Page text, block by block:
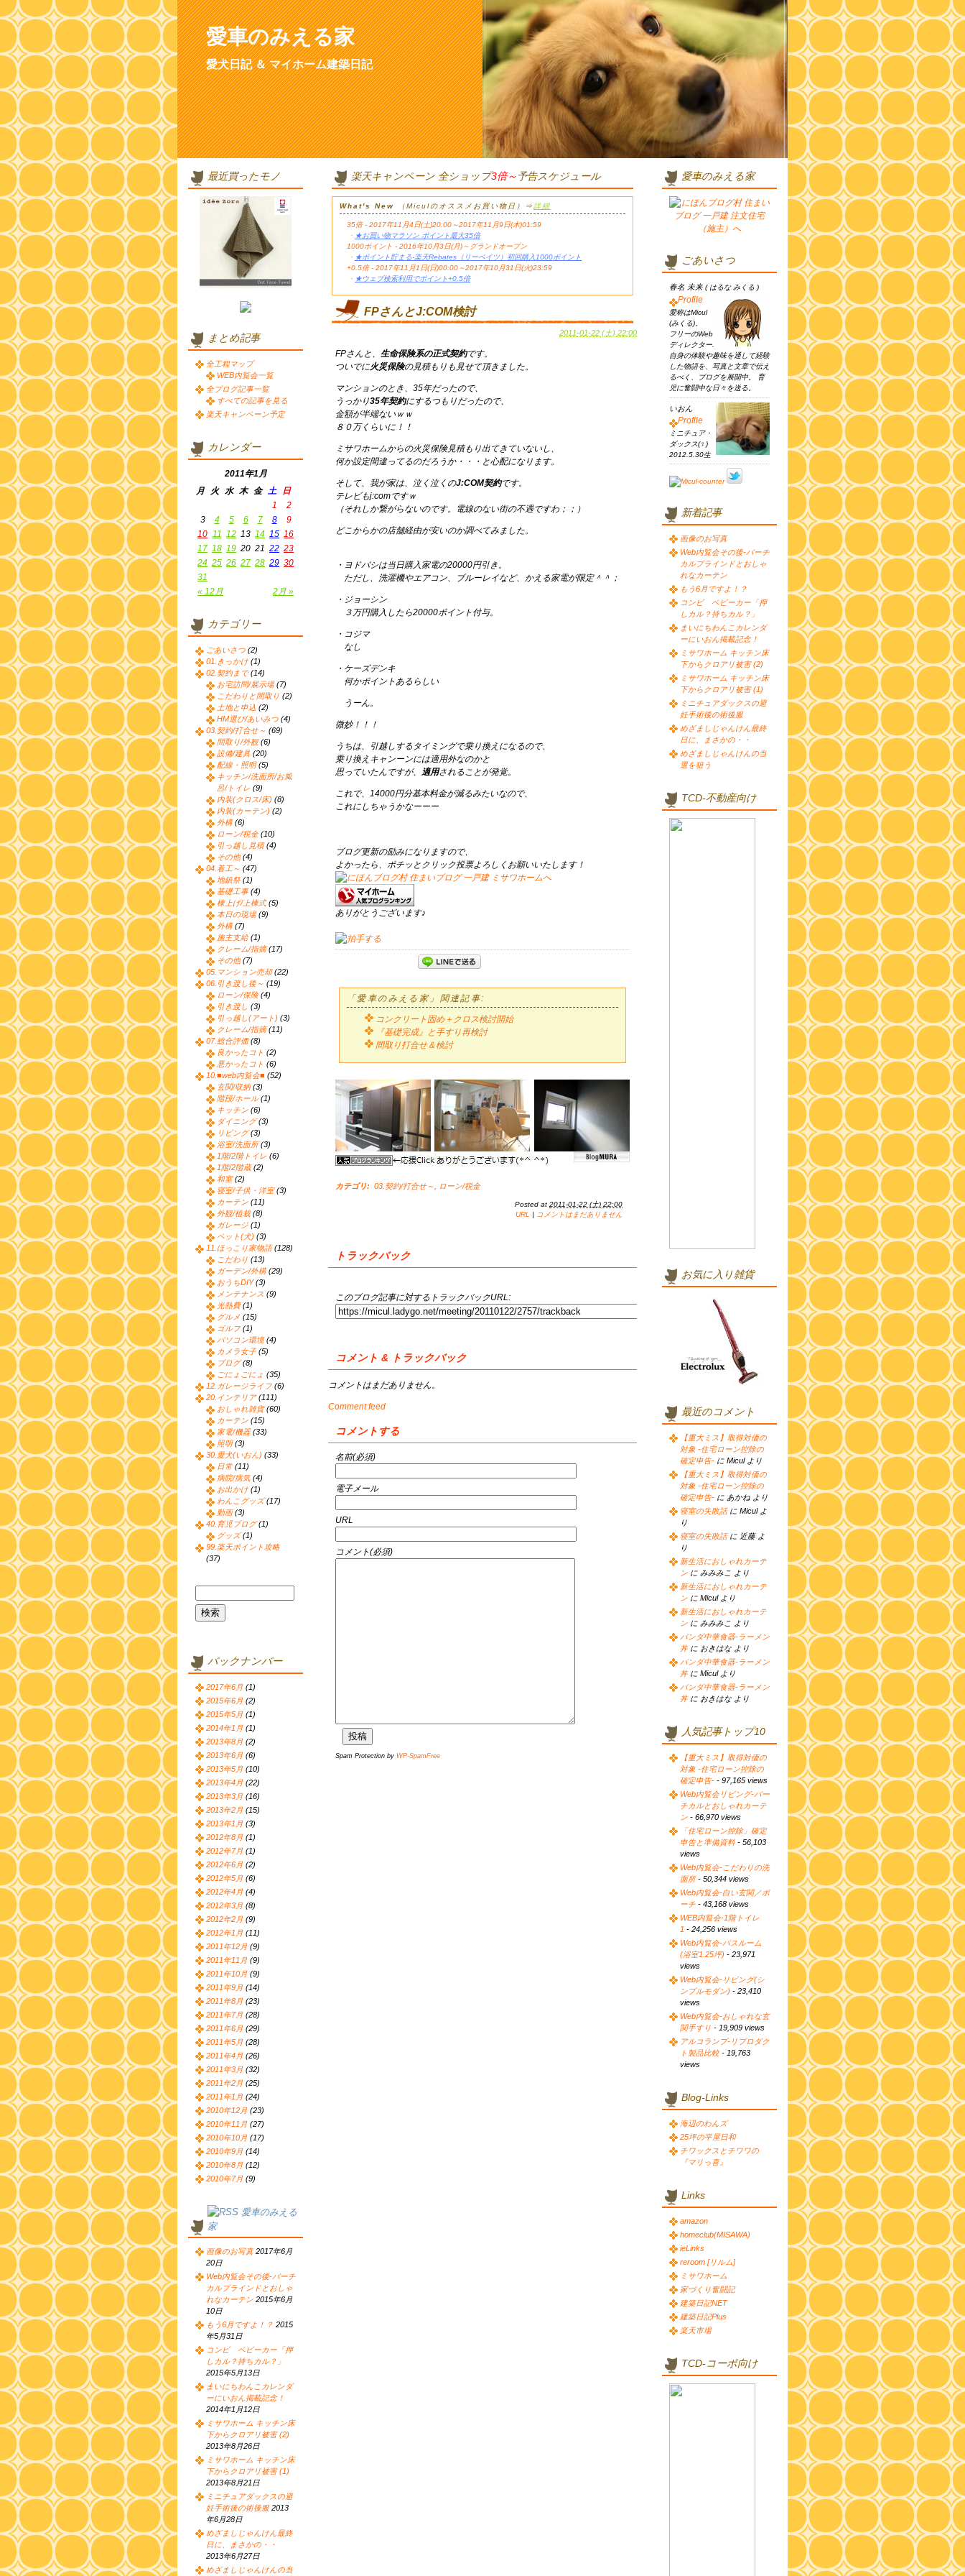
愛車のみえる家
愛犬日記 ＆ マイホーム建築日記
楽天キャンペーン 全ショップ3倍～予告スケジュール
What's New （Miculのオススメお買い物日）⇒詳細
35倍 - 2017年11月4日(土)20:00～2017年11月9日(木)01:59
・ ★お買い物マラソン ポイント最大35倍
1000ポイント - 2016年10月3日(月)～グランドオープン
・ ★ポイント貯まる-楽天Rebates（リーベイツ）初回購入1000ポイント
+0.5倍 - 2017年11月1日(日)00:00～2017年10月31日(火)23:59
・ ★ウェブ検索利用でポイント+0.5倍
FPさんとJ:COM検討
2011-01-22 (土) 22:00
FPさんと、 生命保険系の正式契約です。
ついでに火災保険の見積もりも見せて頂きました。
マンションのとき、35年だったので、
うっかり35年契約にするつもりだったので、
金額が半端ないｗｗ
８０万くらいに！！
ミサワホームからの火災保険見積もり出てきていないし、
何か設定間違ってるのだろうか・・・と心配になります。
そして、我が家は、泣く泣くのJ:COM契約です。
テレビもj:comですｗ
（それしか繋がらないのです。電線のない街の不遇ですわ；；）
どこからかの店舗経由が安いのか調べてみました。
・ヨドバシは当日購入家電の20000円引き。
ただし、洗濯機やエアコン、ブルーレイなど、かえる家電が限定＾＾；
・ジョーシン
３万円購入したら20000ポイント付与。
・コジマ
なし
・ケーズデンキ
何かポイントあるらしい
うーん。
微妙！！！
うちは、引越しするタイミングで乗り換えになるので、
乗り換えキャンーンには適用外なのかと
思っていたんですが、 適用されることが発覚。
これで、14000円分基本料金が減るみたいなので、
これにしちゃうかなーーー
ブログ更新の励みになりますので、
よかったら、ポチッとクリック投票よろしくお願いいたします！
ありがとうございます♪
「愛車のみえる家」関連記事:
コンクリート固め＋クロス検討開始
『基礎完成』と手すり再検討
間取り打合せ＆検討
カテゴリ: 03.契約/打合せ～ ローン/税金
Posted at 2011-01-22 (土) 22:00
URL
| コメントはまだありません
トラックバック
このブログ記事に対するトラックバックURL:
コメント & トラックバック
コメントはまだありません。
Comment feed
コメントする
名前(必須)
電子メール
URL
コメント(必須)
Spam Protection by WP-SpamFree
最近買ったモノ
まとめ記事
全工程マップ
WEB内覧会一覧
全ブログ記事一覧
すべての記事を見る
楽天キャンペーン予定
カレンダー
2011年1月
月
火 水 木 金 土 日
« 12月 2月 »
1
2
3
4 5 6 7 8
9
10 11 12 13 14 15 16
17 18 19 20 21 22 23
24 25 26 27 28 29 30
31
カテゴリー
ごあいさつ (2)
01.きっかけ (1)
02.契約まで(14)
お宅訪問/展示場(7)
こだわりと間取り (2)
土地と申込 (2)
HM選び/あいみつ (4)
03.契約/打合せ～ (69)
間取り/外観 (6)
設備/建具 (20)
配線・照明(5)
キッチン/洗面所/お風
呂/トイレ (9)
内装(クロス/床) (8)
内装(カーテン) (2)
外構(6)
ローン/税金(10)
引っ越し見積(4)
その他 (4)
04.着工～ (47)
地鎮祭 (1)
基礎工事(4)
棟上げ/上棟式(5)
本日の現場(9)
外構(7)
施主支給(1)
クレーム/指摘(17)
その他 (7)
05.マンション売却(22)
06.引き渡し後～ (19)
ローン/保険(4)
引き渡し (3)
引っ越し(アート) (3)
クレーム/指摘(11)
07.総合評価(8)
良かったコト (2)
悪かったコト (6)
10.■web内覧会■ (52)
玄関/収納(3)
階段/ホール(1)
キッチン (6)
ダイニング(3)
リビング(3)
浴室/洗面所(3)
1階/2階トイレ (6)
1階/2階蔵(2)
和室(2)
寝室/子供・洋室(3)
カーテン (11)
外観/植栽(8)
ガレージ (1)
ペット(犬) (3)
11.ほっこり家物語(128)
こだわり (13)
ガーデン/外構(29)
おうちDIY(3)
メンテナンス (9)
光熱費(1)
グルメ (15)
ゴルフ (1)
パソコン環境(4)
カメラ女子 (5)
ブログ(8)
ごにょごにょ (35)
12.ガレージライフ (6)
20.インテリア(111)
おしゃれ雑貨(60)
カーテン (15)
家電/機器 (33)
照明(3)
30.愛犬(いおん) (33)
日常 (11)
病院/病気 (4)
お出かけ (1)
わんこグッズ(17)
動画(3)
40.育児ブログ(1)
グッズ(1)
99.楽天ポイント攻略
(37)
バックナンバー
2017年6月 (1)
2015年6月 (2)
2015年5月 (1)
2014年1月 (1)
2013年8月 (2)
2013年6月 (6)
2013年5月 (10)
2013年4月 (22)
2013年3月 (16)
2013年2月 (15)
2013年1月 (3)
2012年8月 (1)
2012年7月 (1)
2012年6月 (2)
2012年5月 (6)
2012年4月 (4)
2012年3月 (8)
2012年2月 (9)
2012年1月 (11)
2011年12月 (9)
2011年11月 (9)
2011年10月 (9)
2011年9月 (14)
2011年8月 (23)
2011年7月 (28)
2011年6月 (29)
2011年5月 (28)
2011年4月 (26)
2011年3月 (32)
2011年2月 (25)
2011年1月 (24)
2010年12月 (23)
2010年11月 (27)
2010年10月 (17)
2010年9月 (14)
2010年8月 (12)
2010年7月 (9)
愛車のみえる
家
画像のお写真 2017年6月
20日
Web内覧会その後-バーチ
カルブラインドとおしゃ
れなカーテン 2015年6月
10日
もう6月ですよ！？ 2015
年5月31日
コンビ ベビーカー「押
しカル？持ちカル？」
2015年5月13日
まいにちわんこカレンダ
ーにいおん掲載記念！
2014年1月12日
ミサワホーム キッチン床
下からクロアリ被害 (2)
2013年8月26日
ミサワホーム キッチン床
下からクロアリ被害 (1)
2013年8月21日
ミニチュアダックスの避
妊手術後の術後服 2013
年6月28日
めざましじゃんけん最終
日に、まさかの・・
2013年6月27日
めざましじゃんけんの当
愛車のみえる家
ごあいさつ
春名 未来 ( はるな みくる )
Profile
愛称はMicul
(みくる)。
フリーのWeb
ディレクター.
自身の体験や趣味を通して経験
した物語を、写真と文章で伝え
るべく、ブログを展開中。 育
児に奮闘中な日々を送る。
いおん
Profile
ミニチュア・
ダックス(♀)
2012.5.30生
新着記事
画像のお写真
Web内覧会その後-バーチ
カルブラインドとおしゃ
れなカーテン
もう6月ですよ！？
コンビ ベビーカー「押
しカル？持ちカル？」
まいにちわんこカレンダ
ーにいおん掲載記念！
ミサワホーム キッチン床
下からクロアリ被害 (2)
ミサワホーム キッチン床
下からクロアリ被害 (1)
ミニチュアダックスの避
妊手術後の術後服
めざましじゃんけん最終
日に、まさかの・・
めざましじゃんけんの当
選を狙う
TCD-不動産向け
お気に入り雑貨
最近のコメント
【重大ミス】取得対価の
対象 -住宅ローン控除の
確定申告- に Micul より
【重大ミス】取得対価の
対象 -住宅ローン控除の
確定申告- に あかね より
寝室の失敗話に Micul よ
り
寝室の失敗話に 近藤 よ
り
新生活におしゃれカーテ
ン に みみみこ より
新生活におしゃれカーテ
ン に Micul より
新生活におしゃれカーテ
ン に みみみこ より
パンダ中華食器-ラーメン
丼に おきはな より
パンダ中華食器-ラーメン
丼に Micul より
パンダ中華食器-ラーメン
丼に おきはな より
人気記事トップ10
【重大ミス】取得対価の
対象 -住宅ローン控除の
確定申告- - 97,165 views
Web内覧会リビング-バー
チカルとおしゃれカーテ
ン - 66,970 views
「住宅ローン控除」確定
申告と準備資料 - 56,103
views
Web内覧会-こだわりの洗
面所- 50,344 views
Web内覧会-白い玄関／ポ
ーチ - 43,168 views
WEB内覧会-1階トイレ
1 - 24,256 views
Web内覧会-バスルーム
(浴室1.25坪) - 23,971
views
Web内覧会-リビング(シ
ンプルモダン) - 23,410
views
Web内覧会-おしゃれな玄
関手すり - 19,909 views
アルコランプ-リプロダク
ト製品比較- 19,763
views
Blog-Links
海辺のわんズ
25坪の平屋日和
チワックスとチワワの
『マリっ喜』
Links
amazon
homeclub(MISAWA)
ieLinks
reroom [リルム]
ミサワホーム
家づくり奮闘記
建築日記NET
建築日記Plus
楽天市場
TCD-コーポ向け